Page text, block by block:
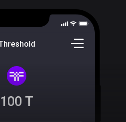
100 T